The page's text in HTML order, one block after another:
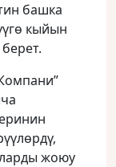
башка
кыйын
жоюу